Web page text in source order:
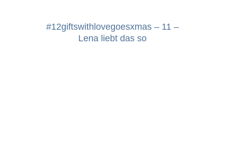
#12giftswithlovegoesxmas – 11 –
Lena liebt das so